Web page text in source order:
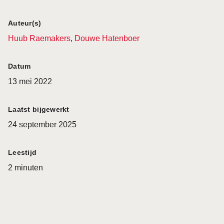
Auteur(s)
Huub Raemakers, Douwe Hatenboer
Datum
13 mei 2022
Laatst bijgewerkt
24 september 2025
Leestijd
2 minuten